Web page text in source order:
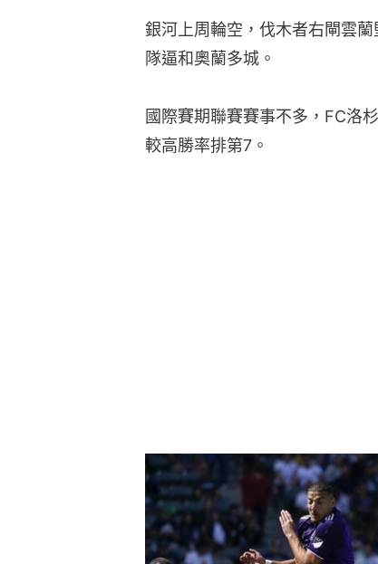
銀河上周輪空，伐木者右閘雲
隊逼和奧蘭多城。
國際賽期聯賽賽事不多，FC洛
較高勝率排第7。